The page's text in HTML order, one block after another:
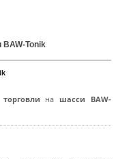
BAW-Tonik
на шасси BAW-